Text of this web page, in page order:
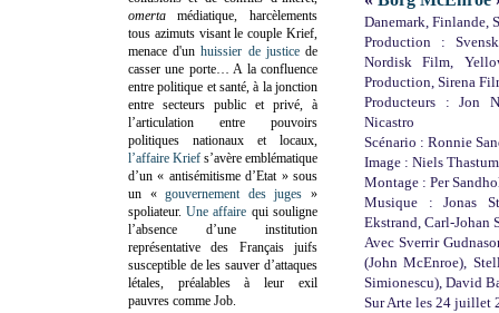
Danemark, Finlande,
Production :
Nordisk Film,
Production, Sirena
Producteurs : Jon
Nicastro
Scénario : Ronnie
Image : Niels Thastum
Montage : Per
Musique : Jonas
Ekstrand, Carl-Johan
Avec Sverrir
(John McEnroe),
Simionescu), David
Sur Arte les 24 juillet
omertamédiatique, harcèlements
tous azimuts visant le couple Krief,
menace d'unhuissier de justicede
casser une porte… A la confluence
entre politique et santé, à la jonction
entre secteurs public et privé, à
l’articulation entre pouvoirs
politiques nationaux et locaux,
l’affaire Krief s’avère emblématique
d’un « antisémitisme d’Etat » sous
un «gouvernement des juges »
spoliateur.Une affaire qui souligne
l’absence d’une institution
représentative des Français juifs
susceptible de les sauver d’attaques
létales, préalables à leur exil
pauvres comme Job.